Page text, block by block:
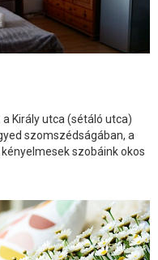
Király utca (sétáló utca)
szomszédságában, a
szobáink okos